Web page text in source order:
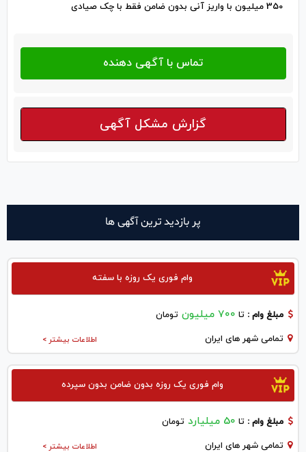
350 میلیون با واریز آنی بدون ضامن فقط با چک صیادی
گزارش مشکل آگهی
پر بازدید ترین آگهی ها
وام فوری یک روزه با سفته
مبلغ وام : تا 700 میلیون تومان
اطلاعات بیشتر > تمامی شهر های ایران
وام فوری یک روزه بدون ضامن بدون سپرده
مبلغ وام : تا 50 میلیارد تومان
اطلاعات بیشتر > تمامی شهر های ایران